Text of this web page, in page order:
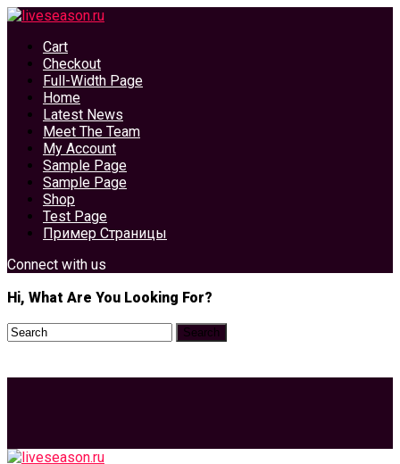
Cart
Checkout
Full-Width Page
Home
Latest News
Meet The Team
My Account
Sample Page
Sample Page
Shop
Test Page
Пример Страницы
Connect with us
Hi, What Are You Looking For?